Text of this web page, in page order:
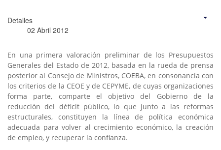
Detalles
02 Abril 2012
En una primera valoración preliminar de los Presupuestos
Generales del Estado de 2012, basada en la rueda de prensa
posterior al Consejo de Ministros, COEBA, en consonancia con
los criterios de la CEOE y de CEPYME, de cuyas organizaciones
forma parte, comparte el objetivo del Gobierno de la
reducción del déficit público, lo que junto a las reformas
estructurales, constituyen la línea de política económica
adecuada para volver al crecimiento económico, la creación
de empleo, y recuperar la confianza.